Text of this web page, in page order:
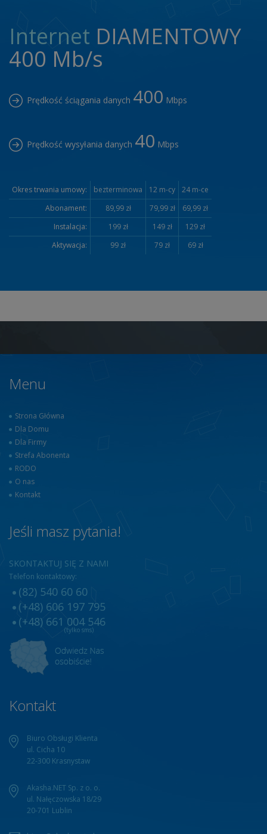
Internet DIAMENTOWY
400 Mb/s
Prędkość ściągania danych 400 Mbps
Prędkość wysyłania danych 40 Mbps
Okres trwania umowy: bezterminowa 12 m-cy
24 m-ce
Abonament:
89,99 zł 79,99 zł
69,99 zł
Instalacja:
199 zł 149 zł
129 zł
Aktywacja:
99 zł 79 zł 69 zł
Menu
Strona Główna
Dla Domu
Dla Firmy
Strefa Abonenta
RODO
O nas
Kontakt
Jeśli masz pytania!
SKONTAKTUJ SIĘ Z NAMI
Telefon kontaktowy:
(82) 540 60 60
(+48) 606 197 795
(+48) 661 004 546
(tylko sms)
Kontakt
Biuro Obsługi Klienta
ul. Cicha 10
22-300 Krasnystaw
Akasha.NET Sp. z o. o.
ul. Nałęczowska 18/29
20-701 Lublin